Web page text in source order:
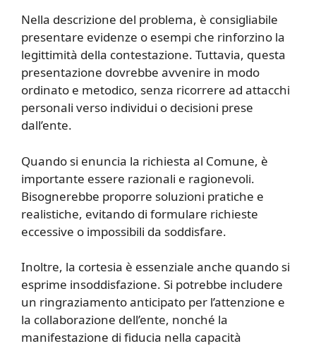
Nella descrizione del problema, è consigliabile
presentare evidenze o esempi che rinforzino la
legittimità della contestazione. Tuttavia, questa
presentazione dovrebbe avvenire in modo
ordinato e metodico, senza ricorrere ad attacchi
personali verso individui o decisioni prese
dall’ente.
Quando si enuncia la richiesta al Comune, è
importante essere razionali e ragionevoli.
Bisognerebbe proporre soluzioni pratiche e
realistiche, evitando di formulare richieste
eccessive o impossibili da soddisfare.
Inoltre, la cortesia è essenziale anche quando si
esprime insoddisfazione. Si potrebbe includere
un ringraziamento anticipato per l’attenzione e
la collaborazione dell’ente, nonché la
manifestazione di fiducia nella capacità